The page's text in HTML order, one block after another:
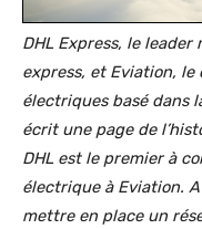
DHL Express, le
express, et Eviation,
électriques basé dans
écrit une page de
DHL est le premier à
électrique à Eviation.
mettre en place un